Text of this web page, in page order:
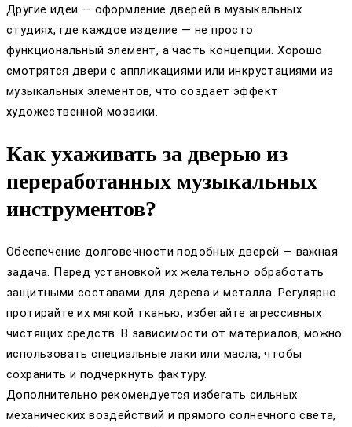
Другие идеи — оформление дверей в музыкальных
студиях, где каждое изделие — не просто
функциональный элемент, а часть концепции. Хорошо
смотрятся двери с аппликациями или инкрустациями из
музыкальных элементов, что создаёт эффект
художественной мозаики.
Как ухаживать за дверью из
переработанных музыкальных
инструментов?
Обеспечение долговечности подобных дверей — важная
задача. Перед установкой их желательно обработать
защитными составами для дерева и металла. Регулярно
протирайте их мягкой тканью, избегайте агрессивных
чистящих средств. В зависимости от материалов, можно
использовать специальные лаки или масла, чтобы
сохранить и подчеркнуть фактуру.
Дополнительно рекомендуется избегать сильных
механических воздействий и прямого солнечного света,